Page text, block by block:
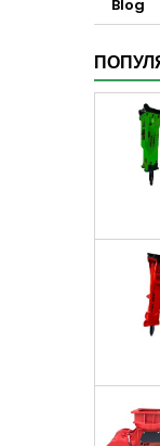
Blog